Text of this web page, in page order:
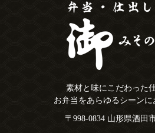
素材と味にこだわった
お弁当をあらゆるシーン
〒998-0834 山形県酒田